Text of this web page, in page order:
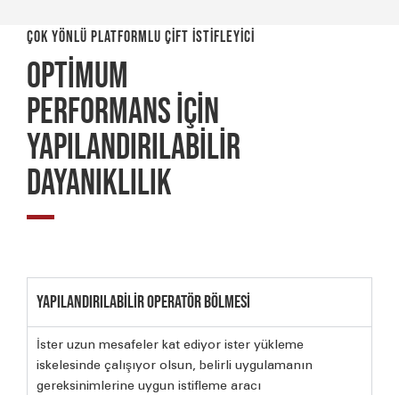
ÇOK YÖNLÜ PLATFORMLU ÇİFT İSTİFLEYİCİ
OPTİMUM
PERFORMANS İÇİN
YAPILANDIRILABİLİR
DAYANIKLILIK
YAPILANDIRILABİLİR OPERATÖR BÖLMESİ
İster uzun mesafeler kat ediyor ister yükleme
iskelesinde çalışıyor olsun, belirli uygulamanın
gereksinimlerine uygun istifleme aracı